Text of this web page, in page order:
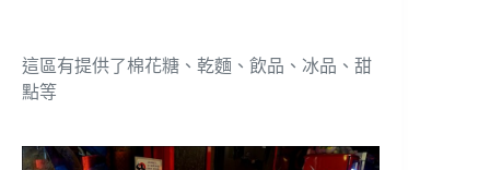
這區有提供了棉花糖、乾麵、飲品、冰品、甜
點等